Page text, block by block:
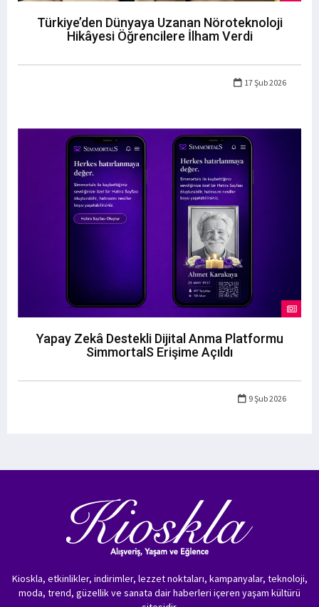
Türkiye’den Dünyaya Uzanan Nöroteknoloji
Hikâyesi Öğrencilere İlham Verdi
17 Şub 2026
Yapay Zekâ Destekli Dijital Anma Platformu
SimmortalS Erişime Açıldı
9 Şub 2026
Kioskla, etkinlikler, indirimler, lezzet noktaları, kampanyalar, teknoloji,
moda, trend, güzellik ve sanata dair haberleri içeren yaşam kültürü